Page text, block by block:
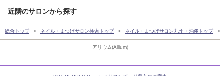
アリウム(Allium)
近隣のサロンから探す
総合トップ ネイル・まつげサロン検索トップ ネイル・まつげサロン九州・沖縄トップ